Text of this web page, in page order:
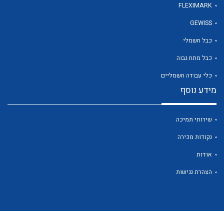
FLEXIMARK
GEWISS
כבל חשמלי
כבל מתח גבוה
כלי עבודה חשמליים
מידע נוסף
שירותי תמיכה
נקודות מכירה
אודות
הצהרת נגישות